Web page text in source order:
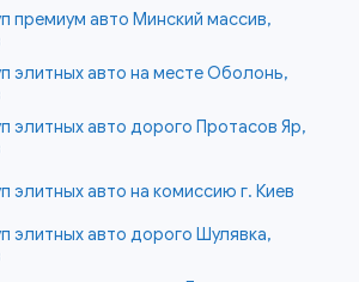
премиум авто Минский массив,
элитных авто на месте Оболонь,
элитных авто дорого Протасов Яр,
элитных авто на комиссию г. Киев
элитных авто дорого Шулявка,